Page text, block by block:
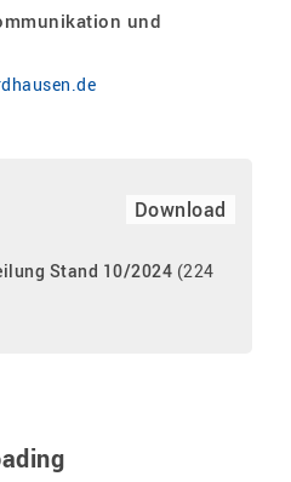
und
Download
Stand 10/2024 (224
- current view is